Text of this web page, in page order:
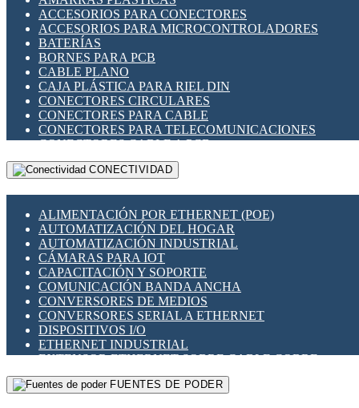
INDICADORES PARA PANEL
INTERFACES DE RELÉ
INTERRUPTORES FIN DE CARRERA
LLAVES CONMUTADORAS
MEDIDORES DE ENERGÍA Y TC'S DE CORRIENTE
MOTORES PASO A PASO
PANTALLAS HMI
PLC -CONTROLADORES LÓGICO PROGRAMABLES
PROGRAMADORES DE HORARIO
RELÉS DE PROTECCIÓN
SENSORES CAPACITIVOS
SENSORES INDUCTIVOS
TEMPORIZADORES
VARIACS
VARIADORES DE FRECUENCIA [VDF]
SECCIONADORES - INTERRUPTORES
MAQUINARIA
ACCESORIOS PARA CONECTORES
ACCESORIOS PARA MICROCONTROLADORES
BATERÍAS
BORNES PARA PCB
CABLE PLANO
CAJA PLÁSTICA PARA RIEL DIN
CONECTORES CIRCULARES
CONECTORES PARA CABLE
CONECTORES PARA TELECOMUNICACIONES
CONECTORES CABLE A PCB
CONECTORES PCB A CABLE
DIP SWITCHES
HERRAMIENTAS VARIAS
ILUMINACIÓN LED
INTERRUPTORES REED
INTERFACES DE RELÉ
OTROS RELÉS
PROTECCIÓN TÉRMICA
RELÉS AUTOMOTRICES
RELÉS DE SEÑAL
RELÉS DE ESTADO SÓLIDO SSR
RELÉS INDUSTRIALES
RELÉS MINIATURA DE POTENCIA
SENSORES MAGNÉTICOS
CONECTIVIDAD
ALIMENTACIÓN POR ETHERNET (POE)
AUTOMATIZACIÓN DEL HOGAR
AUTOMATIZACIÓN INDUSTRIAL
CÁMARAS PARA IOT
CAPACITACIÓN Y SOPORTE
COMUNICACIÓN BANDA ANCHA
CONVERSORES DE MEDIOS
CONVERSORES SERIAL A ETHERNET
DISPOSITIVOS I/O
ETHERNET INDUSTRIAL
EXTENSOR ETHERNET SOBRE CABLE COBRE
GATEWAY LORAWAN
GESTIÓN DE REDESFUENTES DE PODER